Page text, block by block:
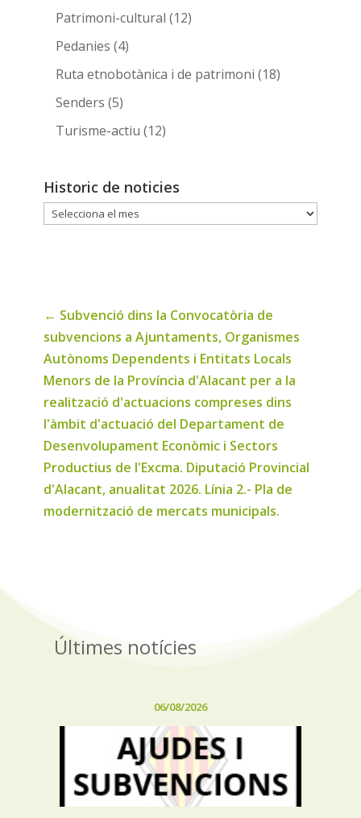
Patrimoni-cultural (12)
Pedanies (4)
Ruta etnobotànica i de patrimoni (18)
Senders (5)
Turisme-actiu (12)
Historic de noticies
Historic
← Subvenció dins la Convocatòria de
subvencions a Ajuntaments, Organismes
Autònoms Dependents i Entitats Locals
Menors de la Província d'Alacant per a la
realització d'actuacions compreses dins
l'àmbit d'actuació del Departament de
Desenvolupament Econòmic i Sectors
Productius de l'Excma. Diputació Provincial
d'Alacant, anualitat 2026. Línia 2.- Pla de
modernització de mercats municipals.
Últimes notícies
06/08/2026